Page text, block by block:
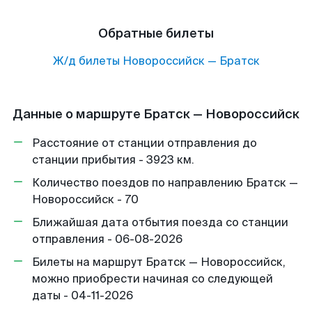
Обратные билеты
Ж/д билеты Новороссийск— Братск
Данные о маршруте Братск — Новороссийск
Расстояние от станции отправления до
станции прибытия - 3923 км.
Количество поездов по направлению Братск —
Новороссийск - 70
Ближайшая дата отбытия поезда со станции
отправления - 06-08-2026
Билеты на маршрут Братск — Новороссийск,
можно приобрести начиная со следующей
даты - 04-11-2026